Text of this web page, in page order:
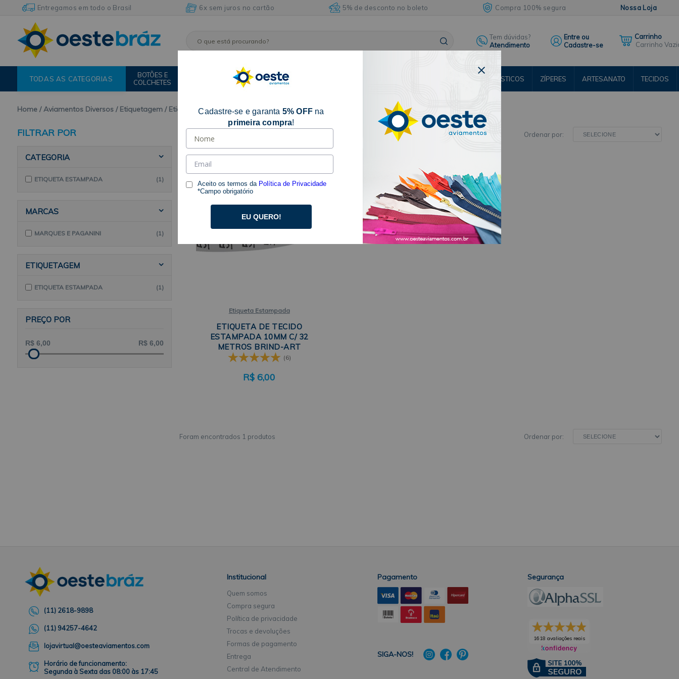
Entregamos em todo o Brasil 6x sem juros no cartão 5% de desconto no boleto Compra 100% segura Nossa Loja
Tem dúvidas?
Atendimento
Entre ou
Cadastre-se
Carrinho
TODAS AS CATEGORIAS
BOTÕES E
COLCHETES
FITAS
ARMARINHOS
E
ACESSÓRIOS
ELÁSTICOS ZÍPERES ARTESANATO TECIDOS
Home Aviamentos Diversos Etiquetagem Etiqueta Estampada
FILTRAR POR
CATEGORIA
ETIQUETA ESTAMPADA (1)
MARCAS
MARQUES E PAGANINI (1)
ETIQUETAGEM
ETIQUETA ESTAMPADA (1)
PREÇO POR
Ordenar por:
Etiqueta Estampada
ETIQUETA DE TECIDO
ESTAMPADA 10MM C/ 32
METROS BRIND-ART
(6)
R$ 6,00
1 produtos Ordenar por:
(11) 2618-9898
(11) 94257-4642
lojavirtual@oesteaviamentos.com
Horário de funcionamento:
Segunda à Sexta das 08:00 às 17:45
Institucional
Quem somos
Compra segura
Política de privacidade
Trocas e devoluções
Formas de pagamento
Entrega
Central de Atendimento
Pagamento
SIGA-NOS!
Segurança
1618 avaliações reais
Cadastre-se e garanta 5% OFF na
primeira compra!
Aceito os termos da Política de Privacidade
*Campo obrigatório
EU QUERO!